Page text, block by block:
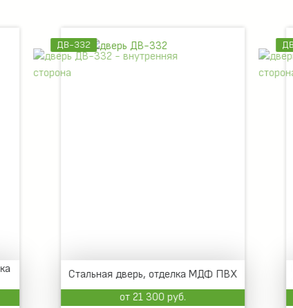
Стальная дверь, отделка МДФ ПВХ
стукалкой,